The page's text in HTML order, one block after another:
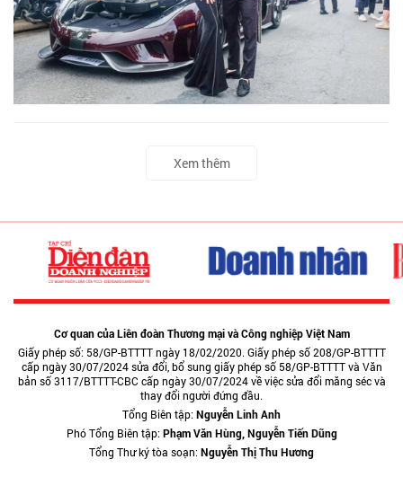
Xem thêm
Cơ quan của Liên đoàn Thương mại và Công nghiệp Việt Nam
Giấy phép số: 58/GP-BTTTT ngày 18/02/2020. Giấy phép số 208/GP-BTTTT
cấp ngày 30/07/2024 sửa đổi, bổ sung giấy phép số 58/GP-BTTTT và Văn
bản số 3117/BTTTT-CBC cấp ngày 30/07/2024 về việc sửa đổi măng séc và
thay đổi người đứng đầu.
Tổng Biên tập:Nguyễn Linh Anh
Phó Tổng Biên tập:Phạm Văn Hùng, Nguyễn Tiến Dũng
Tổng Thư ký tòa soạn:Nguyễn Thị Thu Hương